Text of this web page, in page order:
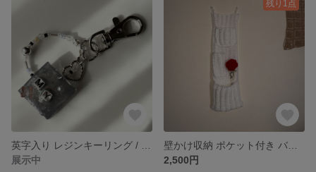
展示中
残り1点
2,500円